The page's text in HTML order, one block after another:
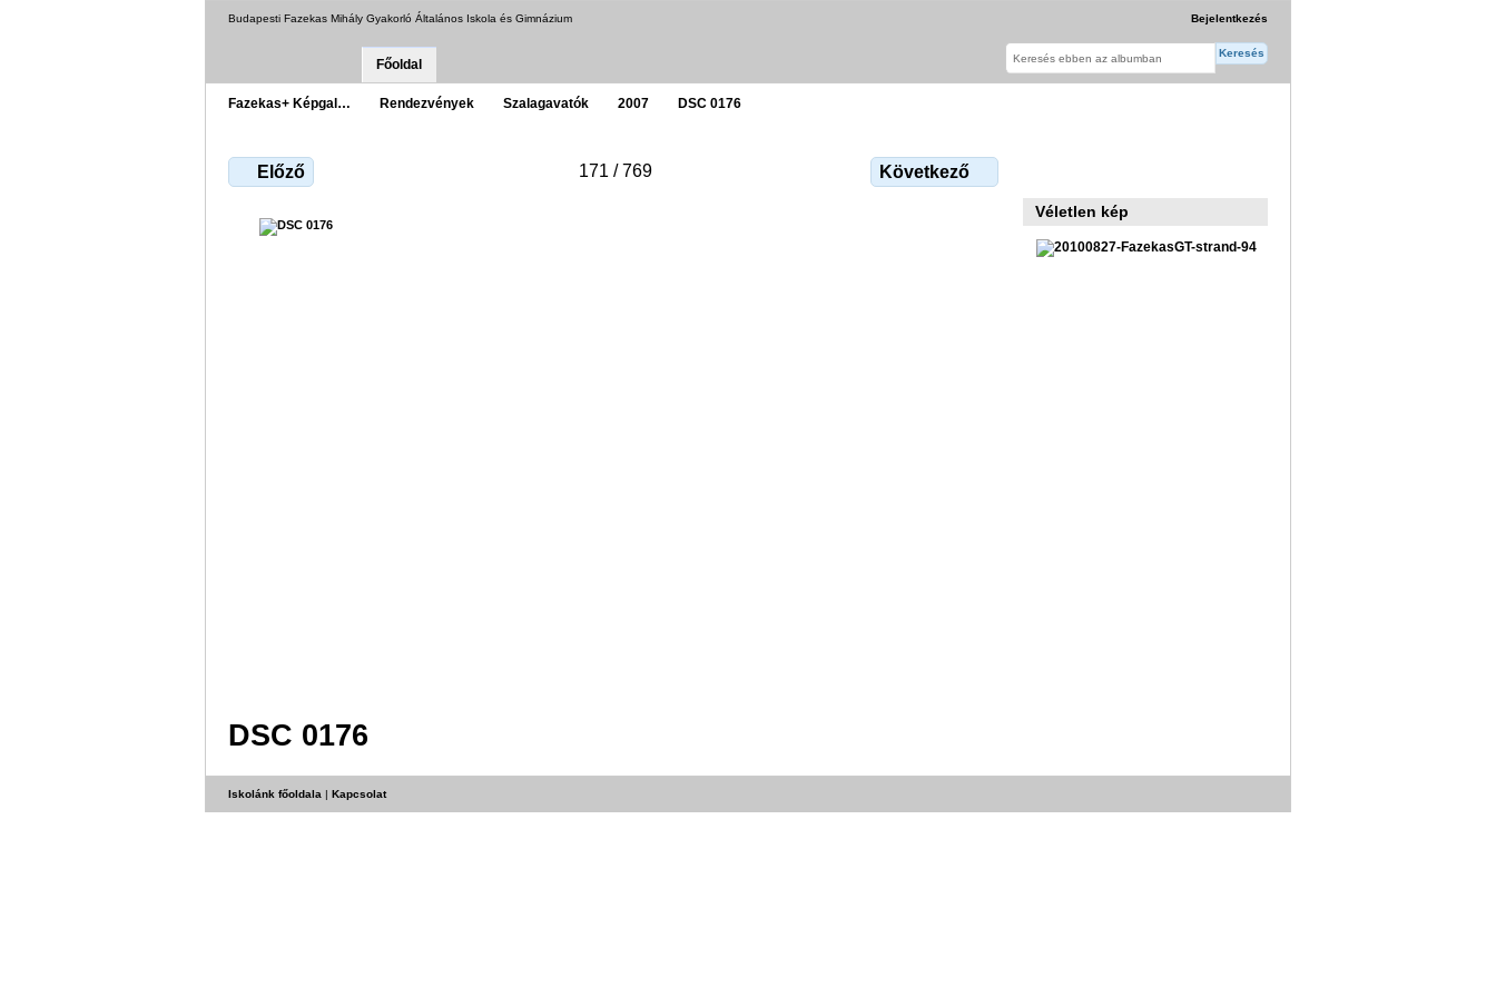
Budapesti Fazekas Mihály Gyakorló Általános Iskola és Gimnázium Bejelentkezés
Főoldal
Fazekas+ Képgal… Rendezvények Szalagavatók 2007 DSC 0176
Előző 171 / 769 Következő
DSC 0176
Véletlen kép
Iskolánk főoldala | Kapcsolat